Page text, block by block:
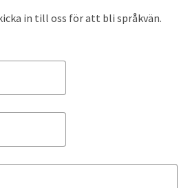
in till oss för att bli språkvän.